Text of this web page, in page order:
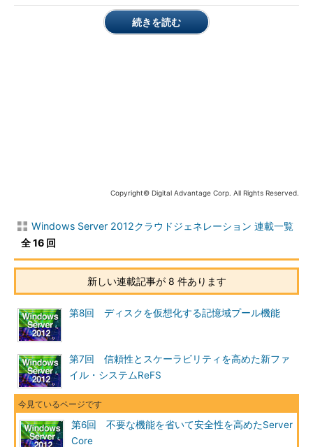
なければならず、例えばコマンド・ラインでの管理に慣れていな
い管理者にとってはServer Coreは使いづらいものであった。だ
Windows Server 2012では、「Server Coreインストール」
と「フルインストール」「最小サーバ・インターフェイス」
という3つの構成を切り替えることができる。従来は最初に
インストールした構成（Server Coreかフルインストール）
を運用の途中で変更することはできなかった。これは、Serv
er Coreという基本的なコンポーネントの上に、サーバのGUI
ある。最小サーバ・インターフェイスは、GUIの管理ツール
のみを追加した構成である。「デスクトップ・エクスペリエ
ンス」を追加すると、Windows 8のようなデスクトップを実
は、その下にある機能を全部有効にする必要がある。
また、さらに新しい機能としてWindows Server 2012では、
Server Coreインストールとフルインストールのほかに、新たに
「最小サーバ・インターフェイス
続きを読む
Copyright© Digital Advantage Corp. All Rights Reserved.
Windows Server 2012クラウドジェネレーション 連載一覧
全 16 回
新しい連載記事が 8 件あります
第8回 ディスクを仮想化する記憶域プール機能
第7回 信頼性とスケーラビリティを高めた新ファ
イル・システムReFS
第6回 不要な機能を省いて安全性を高めたServer
Core